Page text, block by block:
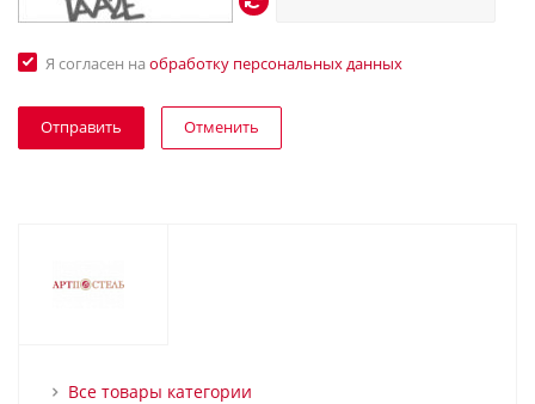
Я согласен на обработку персональных данных
Отменить
Все товары категории